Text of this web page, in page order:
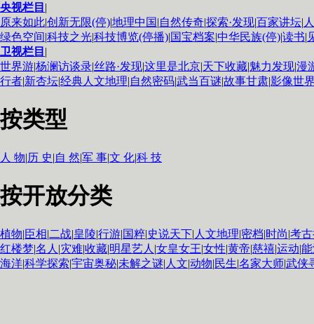
央视栏目 |
原来如此|创新无限(停)|地理中国 |自然传奇|探索·发现|百家讲坛|
绿色空间|科技之光|科技博览(停播)|国宝档案|中华民族(停)|读书|
卫视栏目 |
世界游|杨澜访谈录|丝路·发现|这里是北京|天下收藏|魅力发现|漫
行者|新杏坛|经典人文地理|自然密码|武当百谜|故事甘肃|影像世
按类型
人 物|历 史|自 然|军 事|文 化|科 技
按开放分类
植物|臣相|二战|皇陵|行游|国粹|史说天下| 人文地理|密档|时尚|考
红楼梦|名人 |灾难|收藏|明星艺人 |女皇女王|女性|黄帝|慈禧|运动|
海洋|科学探索|宇宙奥秘|未解之谜| 人文|动物|民生|名家大师|武侠